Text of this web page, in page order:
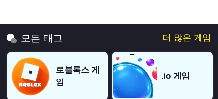
모든 태그 더 많은 게임
로블록스 게
임
.io 게임